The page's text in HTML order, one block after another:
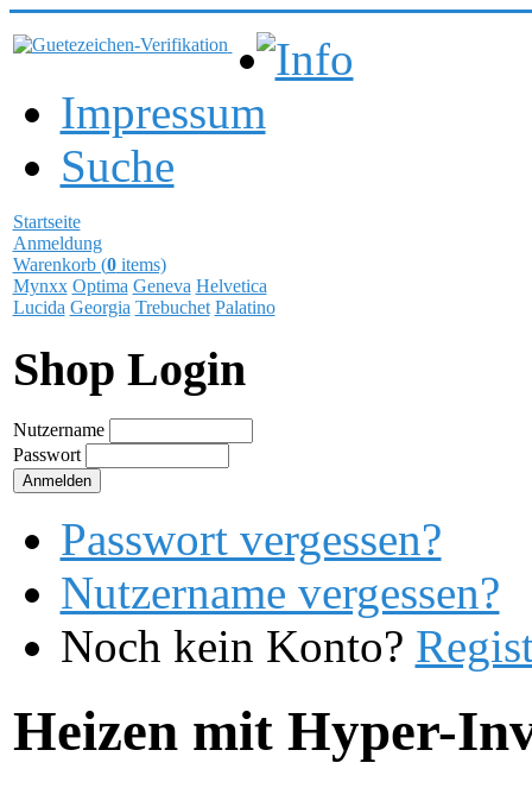
Info
Impressum
Suche
Startseite
Anmeldung
Warenkorb (0items)
Mynxx Optima Geneva Helvetica
Lucida Georgia Trebuchet Palatino
Shop Login
Nutzername
Passwort
Passwort vergessen?
Nutzername vergessen?
Noch kein Konto?
Heizen mit Hyper-